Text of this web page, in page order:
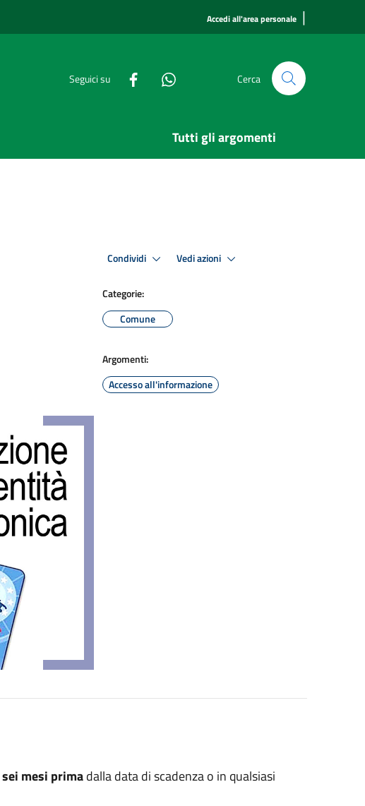
Accedi all'area personale |
Seguici su Cerca
Tutti gli argomenti
Condividi Vedi azioni
Categorie:
Comune
Argomenti:
Accesso all'informazione
sei mesi primadalla data di scadenza o in qualsiasi